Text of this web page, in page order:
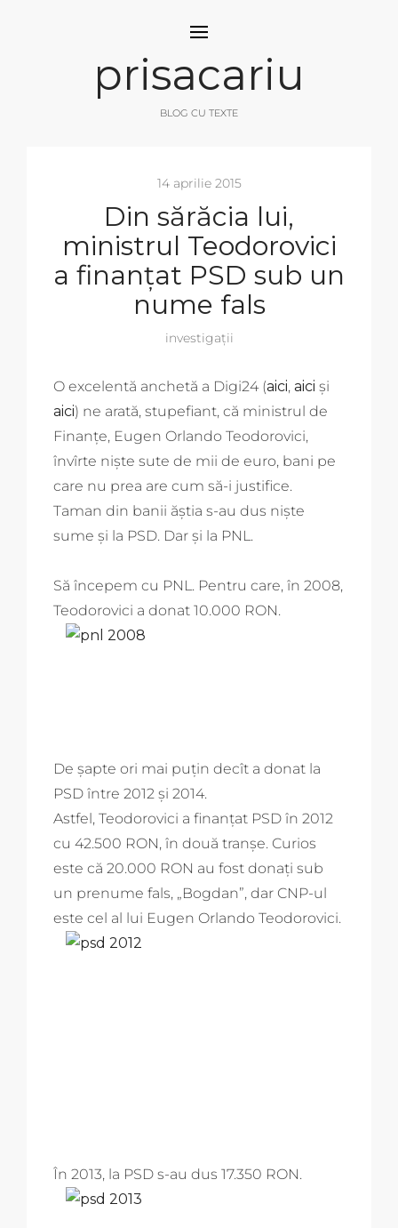
prisacariu
BLOG CU TEXTE
14 aprilie 2015
Din sărăcia lui,
ministrul Teodorovici
a finanțat PSD sub un
nume fals
investigații
O excelentă anchetă a Digi24 (aici, aici și
aici) ne arată, stupefiant, că ministrul de
Finanțe, Eugen Orlando Teodorovici,
învîrte niște sute de mii de euro, bani pe
care nu prea are cum să-i justifice.
Taman din banii ăștia s-au dus niște
sume și la PSD. Dar și la PNL.
Să începem cu PNL. Pentru care, în 2008,
Teodorovici a donat 10.000 RON.
De șapte ori mai puțin decît a donat la
PSD între 2012 și 2014.
Astfel, Teodorovici a finanțat PSD în 2012
cu 42.500 RON, în două tranșe. Curios
este că 20.000 RON au fost donați sub
un prenume fals, „Bogdan”, dar CNP-ul
este cel al lui Eugen Orlando Teodorovici.
În 2013, la PSD s-au dus 17.350 RON.